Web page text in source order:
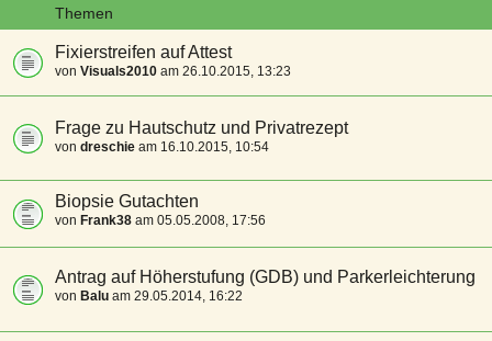
Themen
Fixierstreifen auf Attest
von Visuals2010 am 26.10.2015, 13:23
Frage zu Hautschutz und Privatrezept
von dreschie am 16.10.2015, 10:54
Biopsie Gutachten
von Frank38 am 05.05.2008, 17:56
Antrag auf Höherstufung (GDB) und Parkerleichterung
von Balu am 29.05.2014, 16:22